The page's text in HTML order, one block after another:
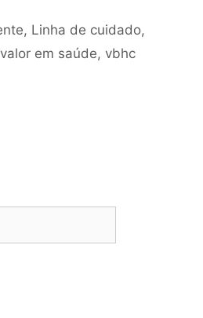
, Linha de cuidado,
valor em saúde, vbhc